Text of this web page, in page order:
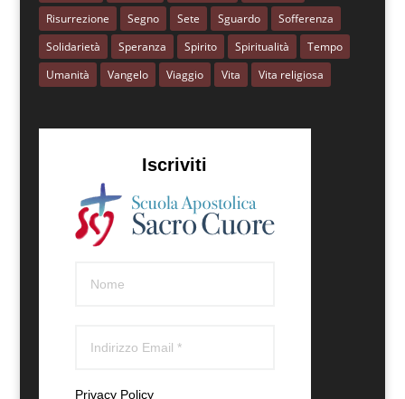
Risurrezione
Segno Sete Sguardo
Sofferenza
Solidarietà
Speranza Spirito Spiritualità
Tempo
Umanità
Vangelo Viaggio Vita Vita religiosa
Iscriviti
Privacy Policy